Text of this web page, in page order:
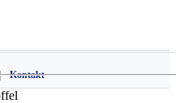
| Kontakt